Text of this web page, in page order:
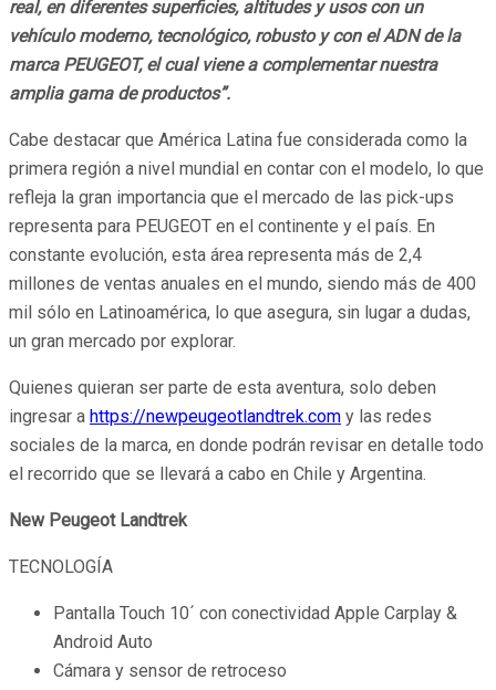
real, en diferentes superficies, altitudes y usos con un
vehículo moderno, tecnológico, robusto y con el ADN de la
marca PEUGEOT, el cual viene a complementar nuestra
amplia gama de productos”.
Cabe destacar que América Latina fue considerada como la
primera región a nivel mundial en contar con el modelo, lo que
refleja la gran importancia que el mercado de las pick-ups
representa para PEUGEOT en el continente y el país. En
constante evolución, esta área representa más de 2,4
millones de ventas anuales en el mundo, siendo más de 400
mil sólo en Latinoamérica, lo que asegura, sin lugar a dudas,
un gran mercado por explorar.
Quienes quieran ser parte de esta aventura, solo deben
ingresar a https://newpeugeotlandtrek.com y las redes
sociales de la marca, en donde podrán revisar en detalle todo
el recorrido que se llevará a cabo en Chile y Argentina.
New Peugeot Landtrek
TECNOLOGÍA
Pantalla Touch 10´ con conectividad Apple Carplay &
Android Auto
Cámara y sensor de retroceso